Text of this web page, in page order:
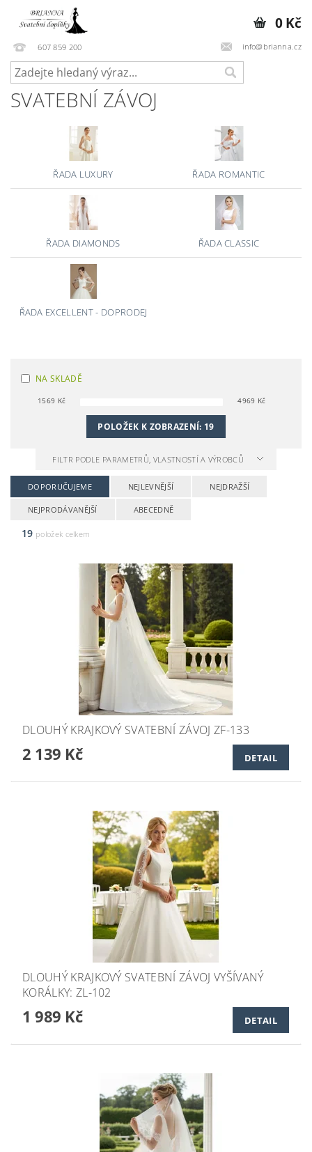
607 859 200 info@brianna.cz
0 Kč
SVATEBNÍ ZÁVOJ
ŘADA LUXURY ŘADA ROMANTIC
ŘADA DIAMONDS ŘADA CLASSIC
ŘADA EXCELLENT - DOPRODEJ
NA SKLADĚ
1569 Kč 4969 Kč
POLOŽEK K ZOBRAZENÍ: 19
FILTR PODLE PARAMETRŮ, VLASTNOSTÍ A VÝROBCŮ
DOPORUČUJEME NEJLEVNĚJŠÍ NEJDRAŽŠÍ
NEJPRODÁVANĚJŠÍ ABECEDNĚ
19 položek celkem
DLOUHÝ KRAJKOVÝ SVATEBNÍ ZÁVOJ ZF-133
2 139 Kč DETAIL
DLOUHÝ KRAJKOVÝ SVATEBNÍ ZÁVOJ VYŠÍVANÝ
KORÁLKY: ZL-102
1 989 Kč DETAIL